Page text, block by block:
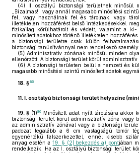
(4) II. osztályú biztonsági területnek minősül
„Bizalmas!” vagy annál magasabb minősítési
fel, vagy használnak fel és tárolnak, vagy
illetéktelen hozzáférést belső intézkedésekkel
fizikailag körülhatárolt és védett, valamint a ki-
minősített adatokhoz történő illetéktelen
a biztonsági területre csak külön
biztonsági tanúsítvánnyal nem rendelkező személy
(5) Adminisztratív zónának minősül minden
ellenőrzött. A biztonsági terület körül adminisztratív
(6) A biztonsági területen belül a nemzeti és
magasabb minősítési szintű minősített adatok
18. §85
11. I. osztályú biztonsági terület helyszíne
19. § (1)86 Minősített adat nyílt tárolására akkor
biztonsági terület körül adminisztratív zóna vagy
az adminisztratív zónával vagy a biztonsági
padozat legalább a 6 cm vastagságú tömör
egyenértékű falszerkezettel, ennél kisebb
anyag esetén a 19. § (2) bekezdés a) pontjában
rendelkezik. Ha az I. osztályú biztonsági terület